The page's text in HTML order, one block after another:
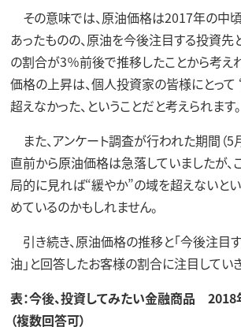
その意味では、原油価格は2017年の中
あったものの、原油を今後注目する投資
の割合が3％前後で推移したことから考え
価格の上昇は、個人投資家の皆様にとっ
超えなかった、ということだと考えられます。
また、アンケート調査が行われた期間（5
直前から原油価格は急落していましたが、
局的に見れば“緩やか”の域を超えないと
めているのかもしれません。
引き続き、原油価格の推移と「今後注目
油」と回答したお客様の割合に注目してい
表：今後、投資してみたい金融商品
（複数回答可）